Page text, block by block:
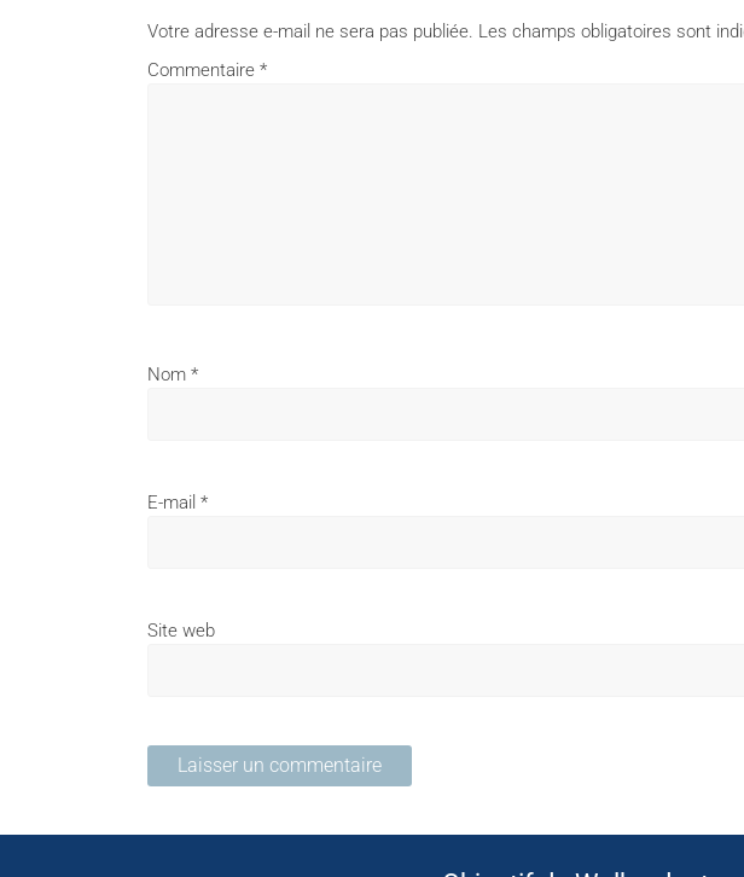
Votre adresse e-mail ne sera pas publiée. Les champs obligatoires sont
Commentaire *
Nom *
E-mail *
Site web